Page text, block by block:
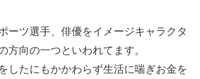
ーツ選手、俳優をイメージキャラクタ
方向の一つといわれてます。
したにもかかわらず生活に喘ぎお金を